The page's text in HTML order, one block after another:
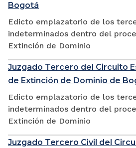
Bogotá
Edicto emplazatorio de los
indeterminados dentro del
Extinción de Dominio
Juzgado Tercero del Circuito
de Extinción de Dominio de
Edicto emplazatorio de los
indeterminados dentro del
Extinción de Dominio
Juzgado Tercero Civil del